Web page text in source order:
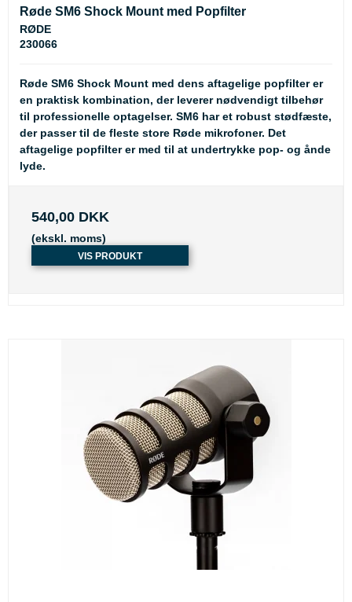
Røde SM6 Shock Mount med Popfilter
RØDE
230066
Røde SM6 Shock Mount med dens aftagelige popfilter er
en praktisk kombination, der leverer nødvendigt tilbehør
til professionelle optagelser. SM6 har et robust stødfæste,
der passer til de fleste store Røde mikrofoner. Det
aftagelige popfilter er med til at undertrykke pop- og ånde
lyde.
540,00 DKK
(ekskl. moms)
VIS PRODUKT